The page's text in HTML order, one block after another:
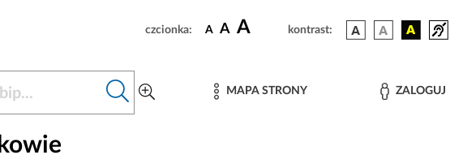
czcionka: A A A kontrast:
MAPA STRONY ZALOGUJ